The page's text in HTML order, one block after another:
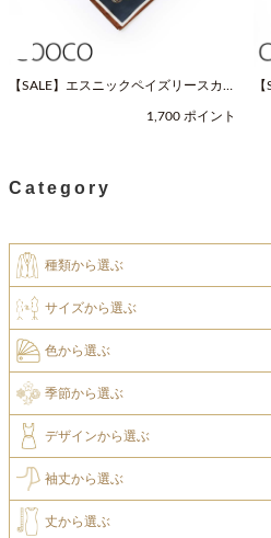
【SALE】エスニックペイズリースカー
1,700 ポイント
Category
種類から選ぶ
サイズから選ぶ
色から選ぶ
季節から選ぶ
デザインから選ぶ
袖丈から選ぶ
丈から選ぶ